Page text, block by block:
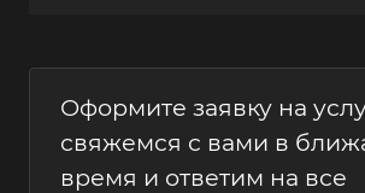
Оформите заявку на
свяжемся с вами в
время и ответим на все